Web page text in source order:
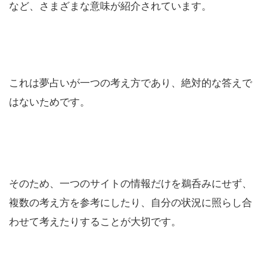
など、さまざまな意味が紹介されています。
これは夢占いが一つの考え方であり、絶対的な答えで
はないためです。
そのため、一つのサイトの情報だけを鵜呑みにせず、
複数の考え方を参考にしたり、自分の状況に照らし合
わせて考えたりすることが大切です。